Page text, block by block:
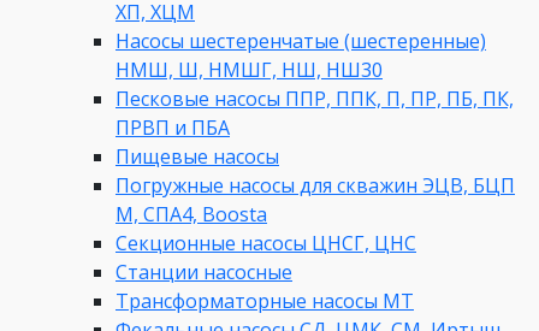
ХП, ХЦМ
Насосы шестеренчатые (шестеренные)
НМШ, Ш, НМШГ, НШ, НШ30
Песковые насосы ППР, ППК, П, ПР, ПБ, ПК,
ПРВП и ПБА
Пищевые насосы
Погружные насосы для скважин ЭЦВ, БЦП
М, СПА4, Boosta
Секционные насосы ЦНСГ, ЦНС
Станции насосные
Трансформаторные насосы МТ